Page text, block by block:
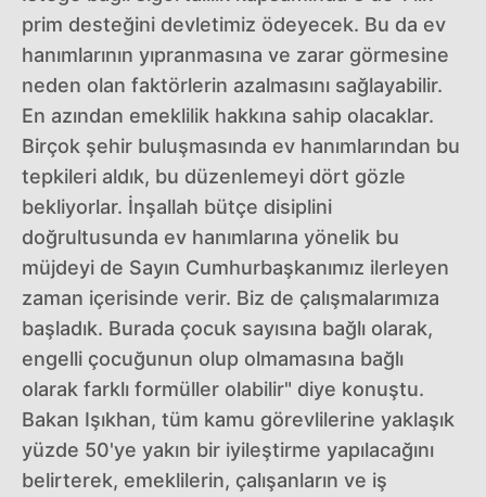
prim desteğini devletimiz ödeyecek. Bu da ev
hanımlarının yıpranmasına ve zarar görmesine
neden olan faktörlerin azalmasını sağlayabilir.
En azından emeklilik hakkına sahip olacaklar.
Birçok şehir buluşmasında ev hanımlarından bu
tepkileri aldık, bu düzenlemeyi dört gözle
bekliyorlar. İnşallah bütçe disiplini
doğrultusunda ev hanımlarına yönelik bu
müjdeyi de Sayın Cumhurbaşkanımız ilerleyen
zaman içerisinde verir. Biz de çalışmalarımıza
başladık. Burada çocuk sayısına bağlı olarak,
engelli çocuğunun olup olmamasına bağlı
olarak farklı formüller olabilir" diye konuştu.
Bakan Işıkhan, tüm kamu görevlilerine yaklaşık
yüzde 50'ye yakın bir iyileştirme yapılacağını
belirterek, emeklilerin, çalışanların ve iş